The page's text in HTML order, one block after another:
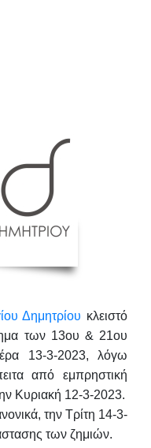
Δημητρίου κλειστό
των 13ου & 21ου
13-3-2023, λόγω
από εμπρηστική
Κυριακή 12-3-2023.
την Τρίτη 14-3-
των ζημιών.